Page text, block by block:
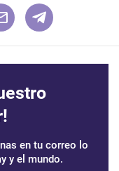
en tu correo lo
y el mundo.